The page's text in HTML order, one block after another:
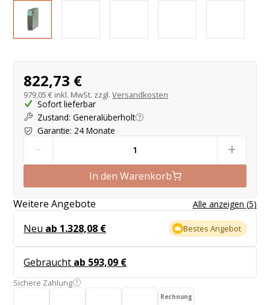
Produktangebot
822,73 €
979,05 € inkl. MwSt. zzgl.Versandkosten
Sofort lieferbar
Zustand: Generalüberholt
Garantie: 24 Monate
- +
In den Warenkorb
Weitere Angebote Alle anzeigen (5)
Bestes Angebot
Neu ab 1.328,08 €
Gebraucht ab 593,09 €
Sichere Zahlung
Rechnung